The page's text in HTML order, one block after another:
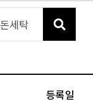
등록일